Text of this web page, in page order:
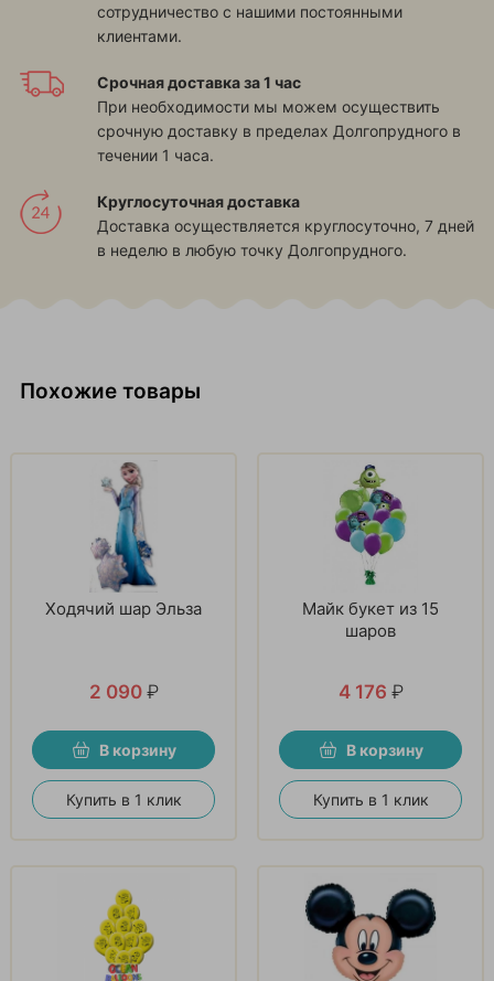
сотрудничество с нашими постоянными
клиентами.
Срочная доставка за 1 час
При необходимости мы можем осуществить
срочную доставку в пределах Долгопрудного в
течении 1 часа.
Круглосуточная доставка
Доставка осуществляется круглосуточно, 7 дней
в неделю в любую точку Долгопрудного.
Похожие товары
Ходячий шар Эльза
2 090 ₽
В корзину
Купить в 1 клик
Майк букет из 15
шаров
4 176 ₽
В корзину
Купить в 1 клик